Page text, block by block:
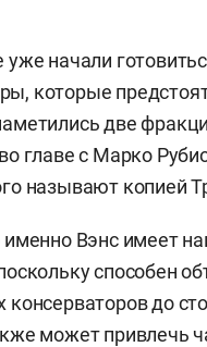
начали
которые
две
главе с Марко
называют копией
именно Вэнс имеет
способен
консерваторов до
может привлечь